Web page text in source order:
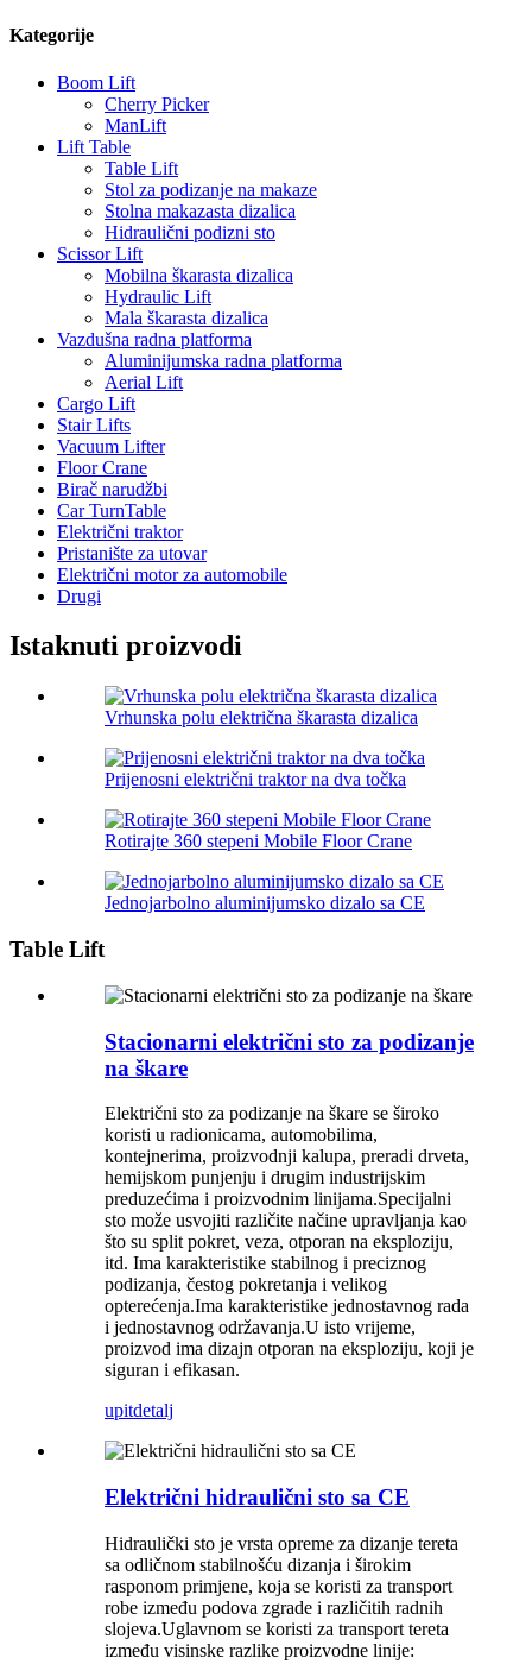
Kategorije
Boom Lift
Cherry Picker
ManLift
Lift Table
Table Lift
Stol za podizanje na makaze
Stolna makazasta dizalica
Hidraulični podizni sto
Scissor Lift
Mobilna škarasta dizalica
Hydraulic Lift
Mala škarasta dizalica
Vazdušna radna platforma
Aluminijumska radna platforma
Aerial Lift
Cargo Lift
Stair Lifts
Vacuum Lifter
Floor Crane
Birač narudžbi
Car TurnTable
Električni traktor
Pristanište za utovar
Električni motor za automobile
Drugi
Istaknuti proizvodi
Vrhunska polu električna škarasta dizalica
Prijenosni električni traktor na dva točka
Rotirajte 360 ​​stepeni Mobile Floor Crane
Jednojarbolno aluminijumsko dizalo sa CE
Table Lift
Stacionarni električni sto za podizanje
na škare
Električni sto za podizanje na škare se široko
koristi u radionicama, automobilima,
kontejnerima, proizvodnji kalupa, preradi drveta,
hemijskom punjenju i drugim industrijskim
preduzećima i proizvodnim linijama.Specijalni
sto može usvojiti različite načine upravljanja kao
što su split pokret, veza, otporan na eksploziju,
itd. Ima karakteristike stabilnog i preciznog
podizanja, čestog pokretanja i velikog
opterećenja.Ima karakteristike jednostavnog rada
i jednostavnog održavanja.U isto vrijeme,
proizvod ima dizajn otporan na eksploziju, koji je
siguran i efikasan.
upitdetalj
Električni hidraulični sto sa CE
Hidraulički sto je vrsta opreme za dizanje tereta
sa odličnom stabilnošću dizanja i širokim
rasponom primjene, koja se koristi za transport
robe između podova zgrade i različitih radnih
slojeva.Uglavnom se koristi za transport tereta
između visinske razlike proizvodne linije: